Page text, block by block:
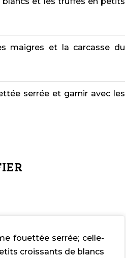
maigres et la carcasse du
serrée et garnir avec les
fouettée serrée; celle-
croissants de blancs